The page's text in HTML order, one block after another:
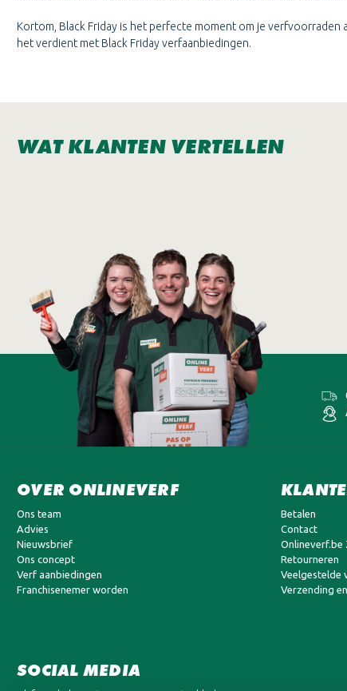
Kortom, Black Friday is het perfecte moment om je
het verdient met Black Friday verfaanbiedingen.
WAT KLANTEN VERTELLEN
OVER ONLINEVERF
Ons team
Advies
Nieuwsbrief
Ons concept
Verf aanbiedingen
Franchisenemer worden
Betalen
Contact
Onlineverf.be
Retourneren
Veelgestelde
Verzending
SOCIAL MEDIA